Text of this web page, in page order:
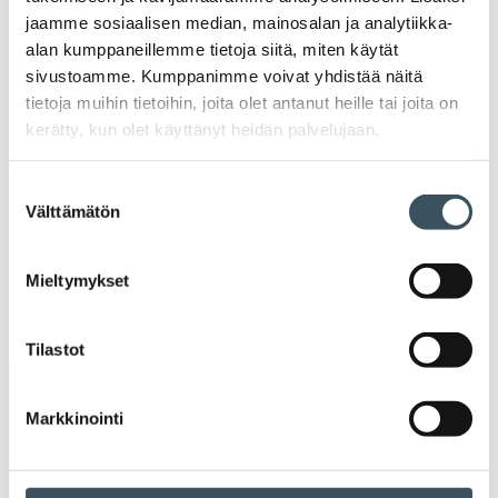
jaamme sosiaalisen median, mainosalan ja analytiikka-
alan kumppaneillemme tietoja siitä, miten käytät
sivustoamme. Kumppanimme voivat yhdistää näitä
tietoja muihin tietoihin, joita olet antanut heille tai joita on
kerätty, kun olet käyttänyt heidän palvelujaan.
valinta
Välttämätön
Mieltymykset
Tilastot
Markkinointi
2022
2021
2020